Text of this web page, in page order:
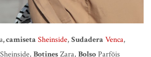
, camiseta Sheinside, Sudadera Venca,
Sheinside, BotinesZara, BolsoParföis